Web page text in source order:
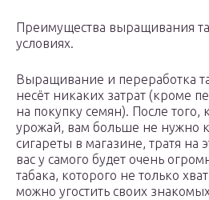
Преимущества выращивания
условиях.
Выращивание и переработка
несёт никаких затрат (кроме
на покупку семян). После
урожай, вам больше не нужно
сигареты в магазине, тратя на
вас у самого будет очень
табака, которого не только
можно угостить своих